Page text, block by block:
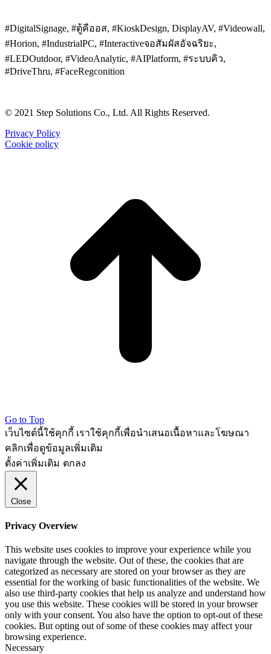
#DigitalSignage, #ตู้คีออส, #KioskDesign, DisplayAV, #Videowall,
#Horion, #IndustrialPC, #Interactiveจอสัมผัสอัจฉริยะ,
#LEDOutdoor, #VideoAnalytic, #AIPlatform, #ระบบคิว,
#DriveThru, #FaceRegconition
© 2021 Step Solutions Co., Ltd. All Rights Reserved.
Privacy Policy
Cookie policy
Go to Top
เว็บไซต์นี้ใช้คุกกี้ เราใช้คุกกี้เพื่อนำเสนอเนื้อหาและโฆษณา
คลิกเพื่อดูข้อมูลเพิ่มเติม
ตั้งค่าเพิ่มเติม ตกลง
Close
Privacy Overview
This website uses cookies to improve your experience while you
navigate through the website. Out of these, the cookies that are
categorized as necessary are stored on your browser as they are
essential for the working of basic functionalities of the website. We
also use third-party cookies that help us analyze and understand how
you use this website. These cookies will be stored in your browser
only with your consent. You also have the option to opt-out of these
cookies. But opting out of some of these cookies may affect your
browsing experience.
Necessary